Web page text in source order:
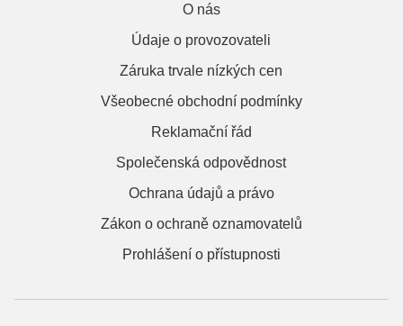
O nás
Údaje o provozovateli
Záruka trvale nízkých cen
Všeobecné obchodní podmínky
Reklamační řád
Společenská odpovědnost
Ochrana údajů a právo
Zákon o ochraně oznamovatelů
Prohlášení o přístupnosti